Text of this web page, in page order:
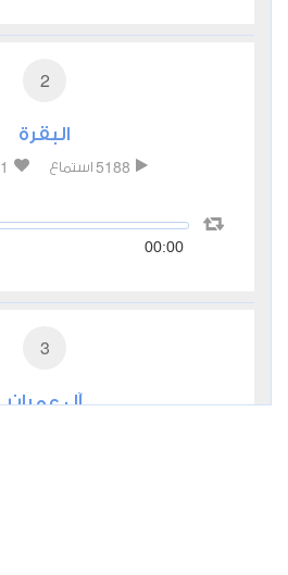
2
البقرة
5188 استماع 1
00:00
3
آل عمران